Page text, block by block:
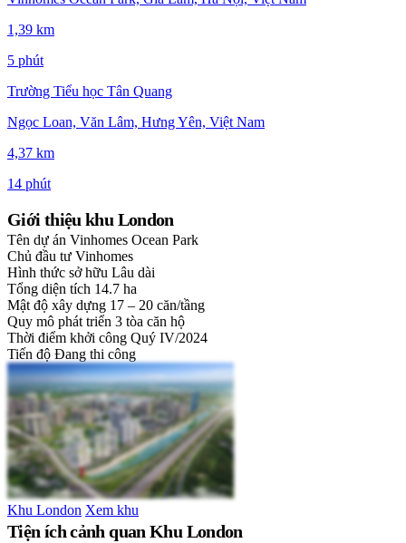
1,39 km
5 phút
Trường Tiểu học Tân Quang
Ngọc Loan, Văn Lâm, Hưng Yên, Việt Nam
4,37 km
14 phút
Giới thiệu khu London
Tên dự án Vinhomes Ocean Park
Chủ đầu tư Vinhomes
Hình thức sở hữu Lâu dài
Tổng diện tích 14.7 ha
Mật độ xây dựng 17 – 20 căn/tầng
Quy mô phát triển 3 tòa căn hộ
Thời điểm khởi công Quý IV/2024
Tiến độ Đang thi công
Khu London Xem khu
Tiện ích cảnh quan Khu London